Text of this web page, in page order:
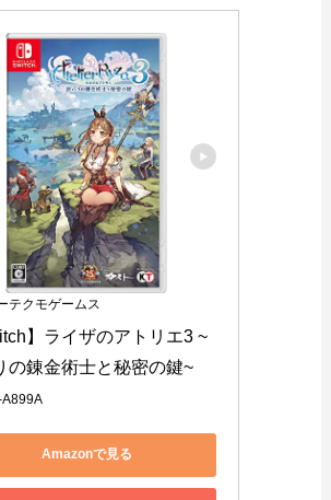
テクモゲームス
】ライザのアトリエ3 ~
の錬金術士と秘密の鍵~
Amazonで見る